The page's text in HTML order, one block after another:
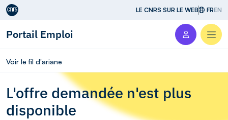
Aller au contenu LE CNRS SUR LE WEB FREN
Portail Emploi
Voir le fil d'ariane
L'offre demandée n'est plus
disponible